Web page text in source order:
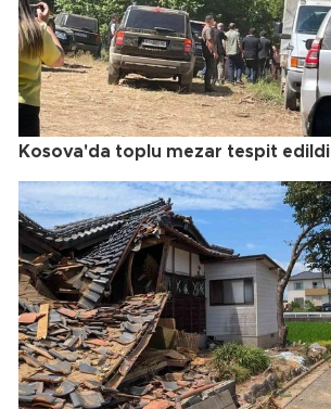
Kosova'da toplu mezar tespit edildi